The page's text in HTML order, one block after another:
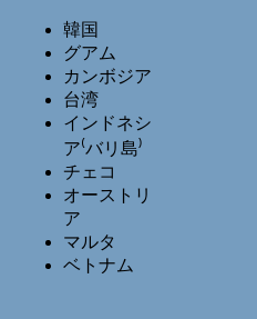
韓国
グアム
カンボジア
台湾
インドネシ
ア⁽バリ島⁾
チェコ
オーストリ
ア
マルタ
ベトナム